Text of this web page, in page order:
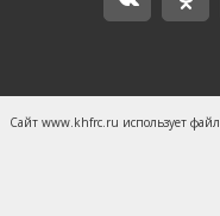
© 2019 —
Сайт www.khfrc.ru использует